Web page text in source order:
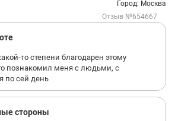
Город: Москва
Отзыв №654667
то степени благодарен этому
познакомил меня с людьми, с
по сей день
стороны